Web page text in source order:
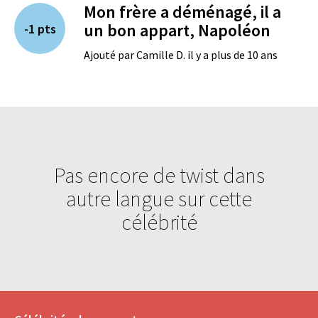
-1 pts
Mon frère a déménagé, il a
un bon appart, Napoléon
Ajouté par Camille D. il y a plus de 10 ans
Pas encore de twist dans
autre langue sur cette
célébrité